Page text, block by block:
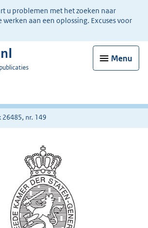
u problemen met het zoeken naar
werken aan een oplossing. Excuses voor
Menu
26485, nr. 149